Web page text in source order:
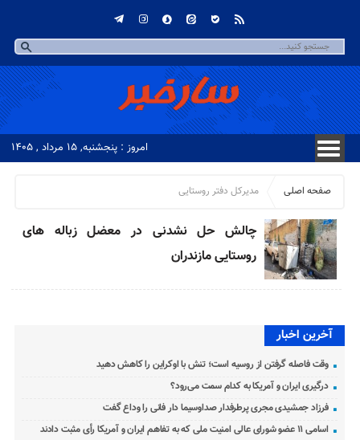
امروز : پنجشنبه, ۱۵ مرداد , ۱۴۰۵
صفحه اصلی مدیرکل دفتر روستایی
چالش حل نشدنی در معضل زباله های
روستایی مازندران
آخرین اخبار
وقت فاصله گرفتن از روسیه است؛ تنش با اوکراین را کاهش دهید
درگیری ایران و آمریکا به کدام سمت می‌رود؟
فرزاد جمشیدی مجری پرطرفدار صداوسیما دار فانی را وداع گفت
اسامی ۱۱ عضو شورای عالی امنیت ملی که به تفاهم ایران و آمریکا رأی مثبت دادند